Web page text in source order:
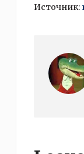
Источник: